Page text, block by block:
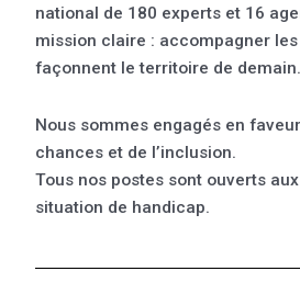
national de 180 experts et 16
mission claire : accompagner
façonnent le territoire de demain.
Nous sommes engagés en
chances et de l’inclusion.
Tous nos postes sont ouverts
situation de handicap.